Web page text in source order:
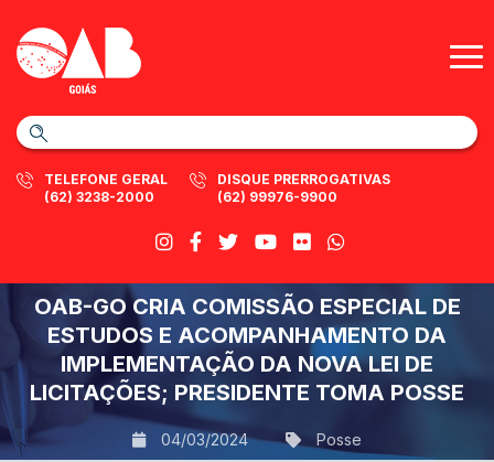
TELEFONE GERAL
(62) 3238-2000
DISQUE PRERROGATIVAS
(62) 99976-9900
OAB-GO CRIA COMISSÃO ESPECIAL DE
ESTUDOS E ACOMPANHAMENTO DA
IMPLEMENTAÇÃO DA NOVA LEI DE
LICITAÇÕES; PRESIDENTE TOMA POSSE
04/03/2024 Posse